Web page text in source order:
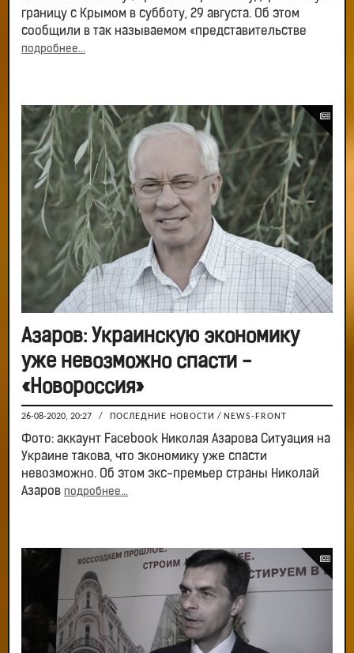
границу с Крымом в субботу, 29 августа. Об этом
сообщили в так называемом «представительстве
подробнее...
Азаров: Украинскую экономику
уже невозможно спасти -
«Новороссия»
26-08-2020, 20:27 / ПОСЛЕДНИЕ НОВОСТИ / NEWS-FRONT
Фото: аккаунт Facebook Николая Азарова Ситуация на
Украине такова, что экономику уже спасти
невозможно. Об этом экс-премьер страны Николай
Азаров подробнее...